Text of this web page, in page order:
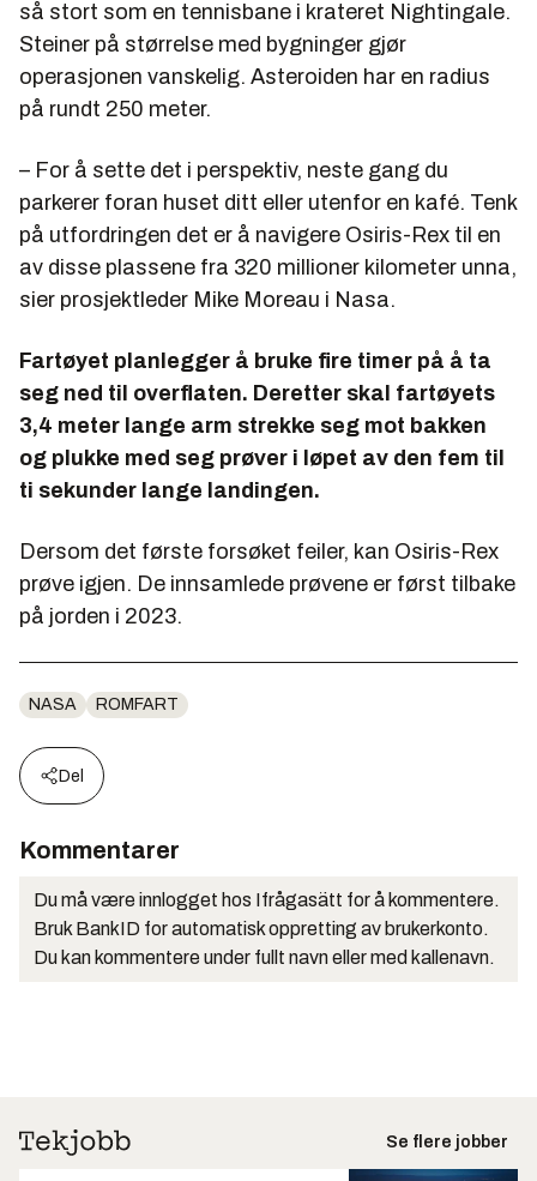
så stort som en tennisbane i krateret Nightingale.
Steiner på størrelse med bygninger gjør
operasjonen vanskelig. Asteroiden har en radius
på rundt 250 meter.
– For å sette det i perspektiv, neste gang du
parkerer foran huset ditt eller utenfor en kafé. Tenk
på utfordringen det er å navigere Osiris-Rex til en
av disse plassene fra 320 millioner kilometer unna,
sier prosjektleder Mike Moreau i Nasa.
Fartøyet planlegger å bruke fire timer på å ta
seg ned til overflaten. Deretter skal fartøyets
3,4 meter lange arm strekke seg mot bakken
og plukke med seg prøver i løpet av den fem til
ti sekunder lange landingen.
Dersom det første forsøket feiler, kan Osiris-Rex
prøve igjen. De innsamlede prøvene er først tilbake
på jorden i 2023.
NASA ROMFART
Del
Kommentarer
Du må være innlogget hos Ifrågasätt for å kommentere.
Bruk BankID for automatisk oppretting av brukerkonto.
Du kan kommentere under fullt navn eller med kallenavn.
Se flere jobber